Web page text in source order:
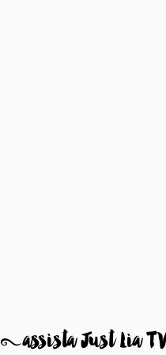
8assista Just Lia